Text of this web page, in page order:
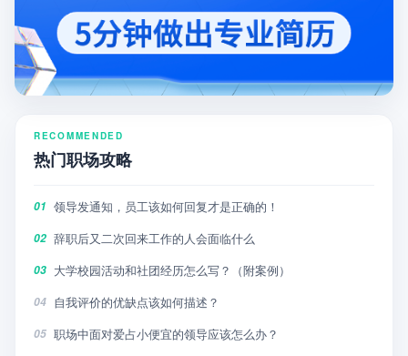
RECOMMENDED
热门职场攻略
01 领导发通知，员工该如何回复才是正确的！
02 辞职后又二次回来工作的人会面临什么
03 大学校园活动和社团经历怎么写？（附案例）
04 自我评价的优缺点该如何描述？
05 职场中面对爱占小便宜的领导应该怎么办？